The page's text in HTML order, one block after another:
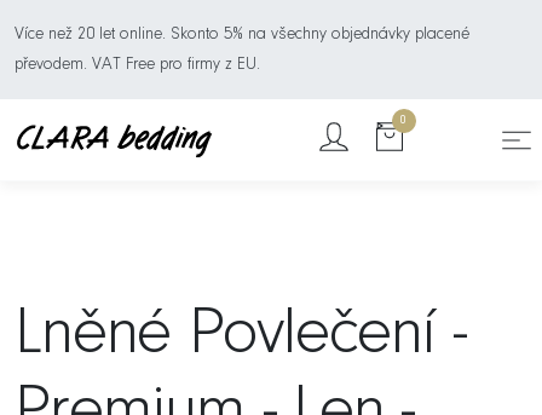
Více než 20 let online. Skonto 5% na všechny objednávky placené
převodem. VAT Free pro firmy z EU.
0
Lněné Povlečení -